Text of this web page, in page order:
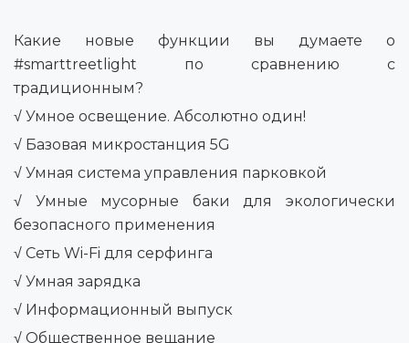
Какие новые функции вы думаете о
#smarttreetlight по сравнению с
традиционным?
√ Умное освещение. Абсолютно один!
√ Базовая микростанция 5G
√ Умная система управления парковкой
√ Умные мусорные баки для экологически
безопасного применения
√ Сеть Wi-Fi для серфинга
√ Умная зарядка
√ Информационный выпуск
√ Общественное вещание